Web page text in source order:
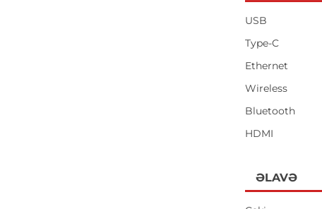
USB
Type-C
Ethernet
Wireless
Bluetooth
HDMI
ƏLAVƏ